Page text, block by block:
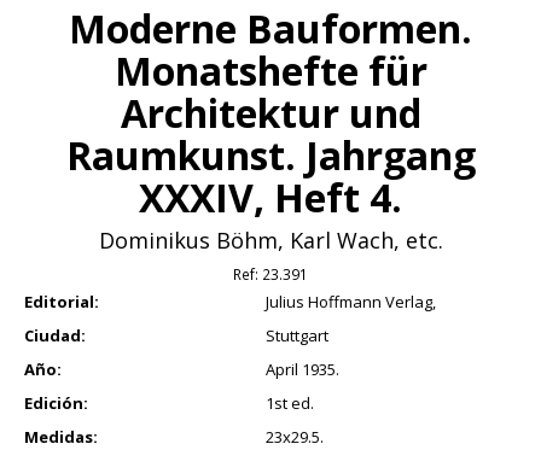
Moderne Bauformen.
Monatshefte für
Architektur und
Raumkunst. Jahrgang
XXXIV, Heft 4.
Dominikus Böhm, Karl Wach, etc.
Ref: 23.391
Editorial:
Julius Hoffmann Verlag,
Ciudad:
Stuttgart
Año:
April 1935.
Edición:
1st ed.
Medidas:
23x29.5.